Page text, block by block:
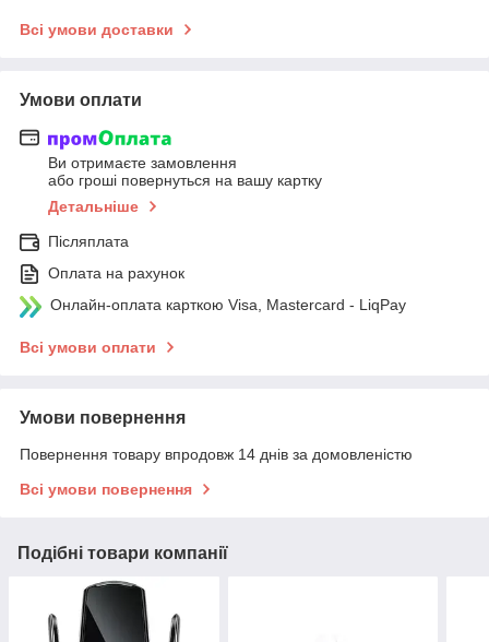
Всі умови доставки
Умови оплати
Ви отримаєте замовлення
або гроші повернуться на вашу картку
Детальніше
Післяплата
Оплата на рахунок
Онлайн-оплата карткою Visa, Mastercard - LiqPay
Всі умови оплати
Умови повернення
Повернення товару впродовж 14 днів за домовленістю
Всі умови повернення
Подібні товари компанії